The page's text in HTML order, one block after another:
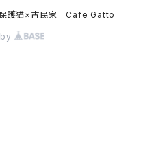
保護猫×古民家 Cafe Gatto